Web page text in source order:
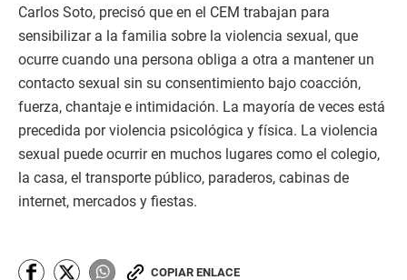
Carlos Soto, precisó que en el CEM trabajan para
sensibilizar a la familia sobre la violencia sexual, que
ocurre cuando una persona obliga a otra a mantener un
contacto sexual sin su consentimiento bajo coacción,
fuerza, chantaje e intimidación. La mayoría de veces está
precedida por violencia psicológica y física. La violencia
sexual puede ocurrir en muchos lugares como el colegio,
la casa, el transporte público, paraderos, cabinas de
internet, mercados y fiestas.
COPIAR ENLACE